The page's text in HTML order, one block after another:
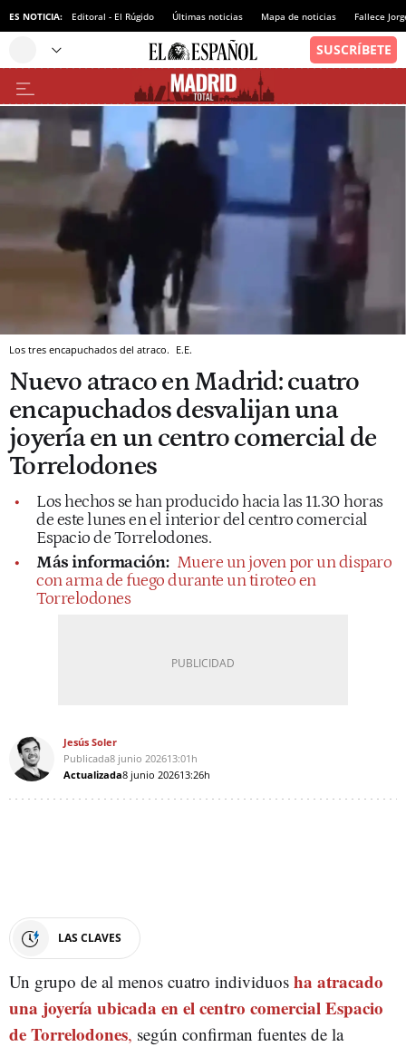
ES NOTICIA: Editoral - El Rúgido Últimas noticias Mapa de noticias Fallece
Los tres encapuchados del atraco. E.E.
Nuevo atraco en Madrid: cuatro
encapuchados desvalijan una
joyería en un centro comercial de
Torrelodones
Los hechos se han producido hacia las 11.30 horas
de este lunes en el interior del centro comercial
Espacio de Torrelodones.
Más información: Muere un joven por un disparo
con arma de fuego durante un tiroteo en
Torrelodones
Jesús Soler
Publicada8 junio 202613:01h
Actualizada8 junio 202613:26h
LAS CLAVES
Un grupo de al menos cuatro individuos ha atracado
una joyería ubicada en el centro comercial Espacio
de Torrelodones, según confirman fuentes de la